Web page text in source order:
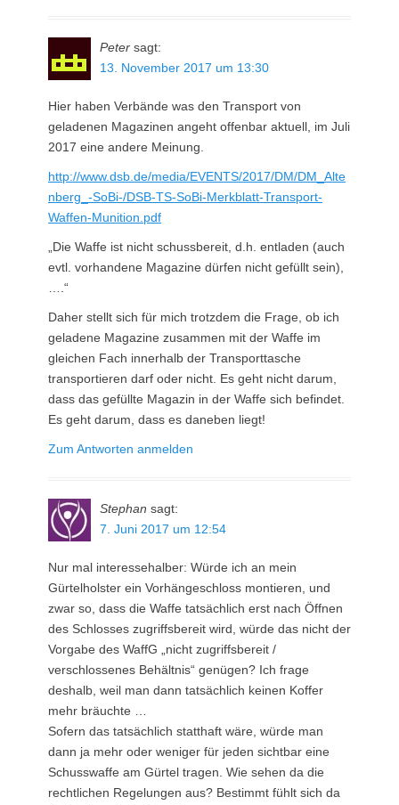
Peter sagt:
13. November 2017 um 13:30
Hier haben Verbände was den Transport von
geladenen Magazinen angeht offenbar aktuell, im Juli
2017 eine andere Meinung.
http://www.dsb.de/media/EVENTS/2017/DM/DM_Alte
nberg_-SoBi-/DSB-TS-SoBi-Merkblatt-Transport-
Waffen-Munition.pdf
„Die Waffe ist nicht schussbereit, d.h. entladen (auch
evtl. vorhandene Magazine dürfen nicht gefüllt sein),
….“
Daher stellt sich für mich trotzdem die Frage, ob ich
geladene Magazine zusammen mit der Waffe im
gleichen Fach innerhalb der Transporttasche
transportieren darf oder nicht. Es geht nicht darum,
dass das gefüllte Magazin in der Waffe sich befindet.
Es geht darum, dass es daneben liegt!
Zum Antworten anmelden
Stephan sagt:
7. Juni 2017 um 12:54
Nur mal interessehalber: Würde ich an mein
Gürtelholster ein Vorhängeschloss montieren, und
zwar so, dass die Waffe tatsächlich erst nach Öffnen
des Schlosses zugriffsbereit wird, würde das nicht der
Vorgabe des WaffG „nicht zugriffsbereit /
verschlossenes Behältnis“ genügen? Ich frage
deshalb, weil man dann tatsächlich keinen Koffer
mehr bräuchte …
Sofern das tatsächlich statthaft wäre, würde man
dann ja mehr oder weniger für jeden sichtbar eine
Schusswaffe am Gürtel tragen. Wie sehen da die
rechtlichen Regelungen aus? Bestimmt fühlt sich da